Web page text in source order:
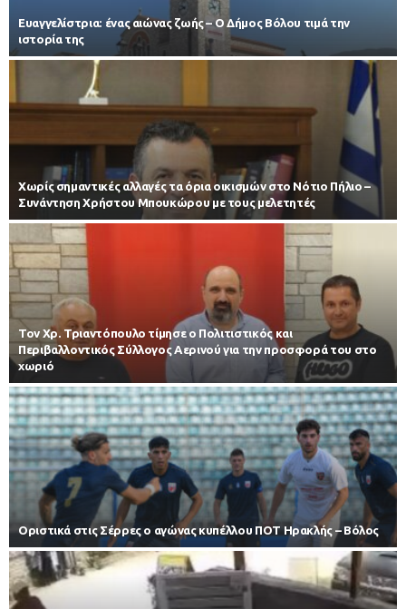
Ευαγγελίστρια: ένας αιώνας ζωής – Ο Δήμος Βόλου τιμά την
ιστορία της
Χωρίς σημαντικές αλλαγές τα όρια οικισμών στο Νότιο Πήλιο –
Συνάντηση Χρήστου Μπουκώρου με τους μελετητές
Τον Χρ. Τριαντόπουλο τίμησε ο Πολιτιστικός και
Περιβαλλοντικός Σύλλογος Αερινού για την προσφορά του στο
χωριό
Οριστικά στις Σέρρες ο αγώνας κυπέλλου ΠΟΤ Ηρακλής – Βόλος